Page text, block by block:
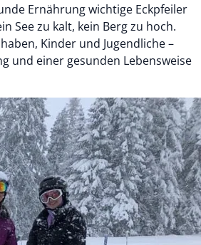
Ernährung wichtige Eckpfeiler
See zu kalt, kein Berg zu hoch.
Kinder und Jugendliche –
und einer gesunden Lebensweise